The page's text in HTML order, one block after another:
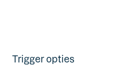
Trigger opties